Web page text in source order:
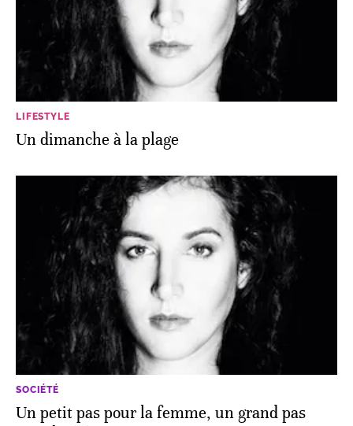
LIFESTYLE
Un dimanche à la plage
SOCIÉTÉ
Un petit pas pour la femme, un grand pas